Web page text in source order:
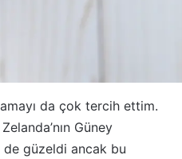
da çok tercih ettim.
Güney
de güzeldi ancak bu